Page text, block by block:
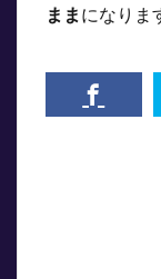
まま になりま